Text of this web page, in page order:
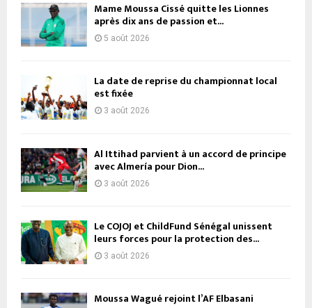
Mame Moussa Cissé quitte les Lionnes
après dix ans de passion et...
5 août 2026
La date de reprise du championnat local
est fixée
3 août 2026
Al Ittihad parvient à un accord de principe
avec Almería pour Dion...
3 août 2026
Le COJOJ et ChildFund Sénégal unissent
leurs forces pour la protection des...
3 août 2026
Moussa Wagué rejoint l’AF Elbasani